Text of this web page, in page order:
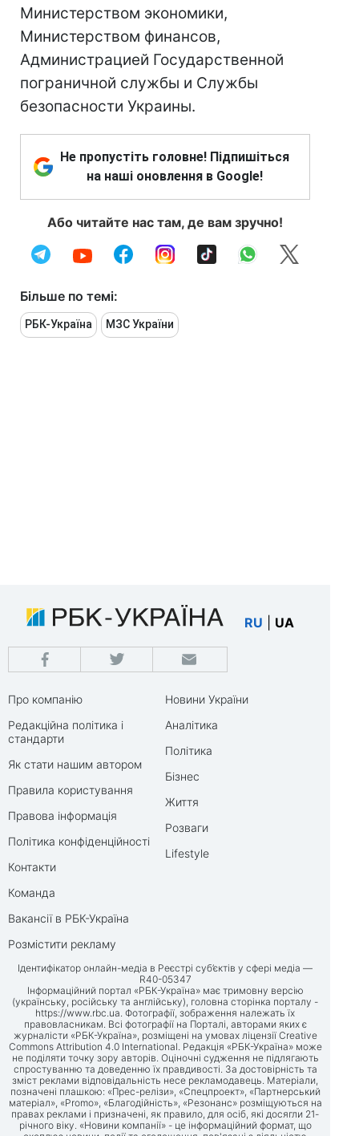
Министерством экономики,
Министерством финансов,
Администрацией Государственной
пограничной службы и Службы
безопасности Украины.
Не пропустіть головне! Підпишіться
на наші оновлення в Google!
Або читайте нас там, де вам зручно!
Більше по темі:
РБК-Україна МЗС України
RU UA
Про компанію
Редакційна політика і
стандарти
Як стати нашим автором
Правила користування
Правова інформація
Політика конфіденційності
Контакти
Команда
Вакансії в РБК-Україна
Розмістити рекламу
Новини України
Аналітика
Політика
Бізнес
Життя
Розваги
Lifestyle
Ідентифікатор онлайн-медіа в Реєстрі суб’єктів у сфері медіа —
R40-05347
Інформаційний портал «РБК-Україна» має тримовну версію
(українську, російську та англійську), головна сторінка порталу -
https://www.rbc.ua. Фотографії, зображення належать їх
правовласникам. Всі фотографії на Порталі, авторами яких є
журналісти «РБК-Україна», розміщені на умовах ліцензії Creative
Commons Attribution 4.0 International. Редакція «РБК-Україна» може
не поділяти точку зору авторів. Оціночні судження не підлягають
спростуванню та доведенню їх правдивості. За достовірність та
зміст реклами відповідальність несе рекламодавець. Матеріали,
позначені плашкою: «Прес-релізи», «Спецпроект», «Партнерський
матеріал», «Promo», «Благодійність», «Резонанс» розміщуються на
правах реклами і призначені, як правило, для осіб, які досягли 21-
річного віку. «Новини компанії» - це інформаційний формат, що